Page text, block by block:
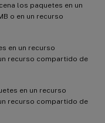
los paquetes en un
o en un recurso
en un recurso
recurso compartido de
en un recurso
recurso compartido de